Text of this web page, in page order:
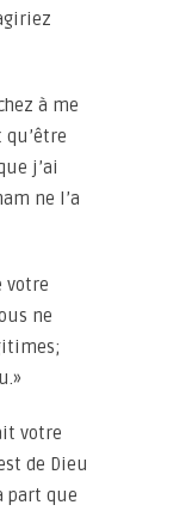
à me
j’ai
ne l’a
votre
ne
votre
de Dieu
part que